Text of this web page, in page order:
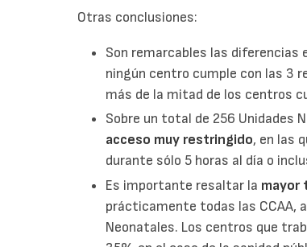
Otras conclusiones:
Son remarcables las diferencias
ningún centro cumple con las 3
más de la mitad de los centros
Sobre un total de 256 Unidades
acceso muy restringido, en las
durante sólo 5 horas al día o
Es importante resaltar la mayor
prácticamente todas las CCAA,
Neonatales. Los centros que